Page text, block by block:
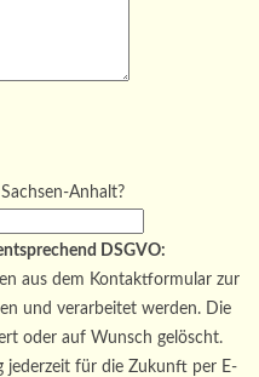
Anhalt?
DSGVO:
aus dem Kontaktformular zur
und verarbeitet werden. Die
oder auf Wunsch gelöscht.
jederzeit für die Zukunft per E-